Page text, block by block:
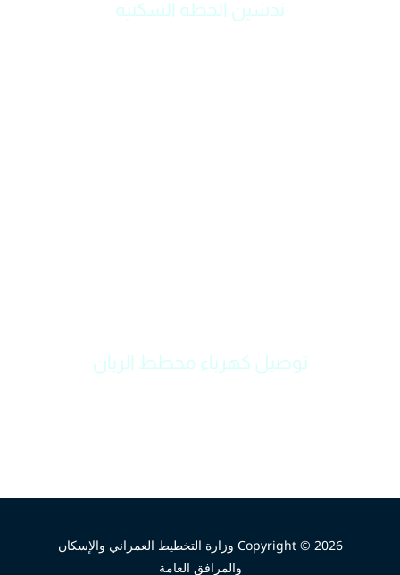
تدشين الخطة السكنية
توصيل كهرباء مخطط الريان
Copyright © 2026 وزارة التخطيط العمراني والإسكان
والمرافق العامة